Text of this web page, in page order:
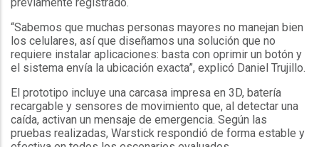
“Sabemos que muchas personas mayores no manejan bien
los celulares, así que diseñamos una solución que no
requiere instalar aplicaciones: basta con oprimir un botón y
el sistema envía la ubicación exacta”, explicó Daniel Trujillo.
El prototipo incluye una carcasa impresa en 3D, batería
recargable y sensores de movimiento que, al detectar una
caída, activan un mensaje de emergencia. Según las
pruebas realizadas, Warstick respondió de forma estable y